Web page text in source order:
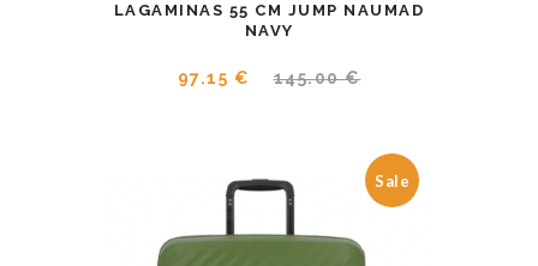
LAGAMINAS 55 CM JUMP NAUMAD
NAVY
97.15 € 145.00 €
Sale